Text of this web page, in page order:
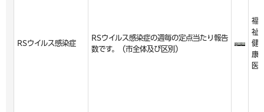
RSウイルス感染症
RSウイルス感染症の週毎の定点当たり報告
数です。（市全体及び区別）
福
祉
健
康
医